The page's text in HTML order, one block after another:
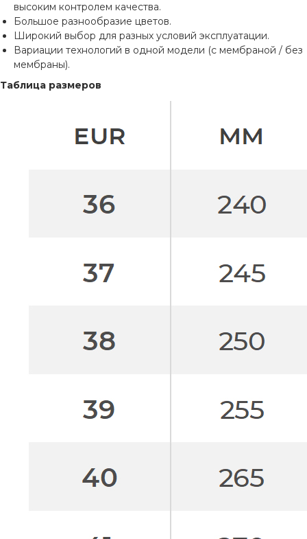
высоким контролем качества.
Большое разнообразие цветов.
Широкий выбор для разных условий эксплуатации.
Вариации технологий в одной модели (с мембраной / без
мембраны).
Таблица размеров